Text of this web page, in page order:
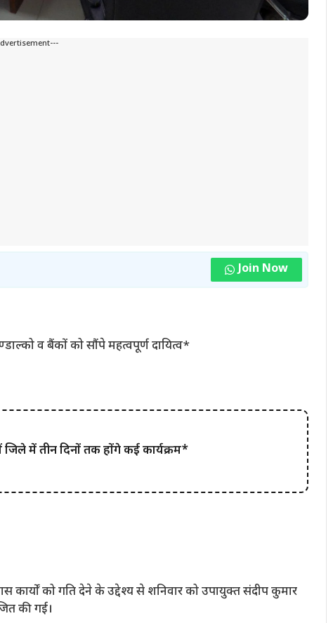
Join Now
व बैंकों को सौंपे महत्वपूर्ण दायित्व*
में तीन दिनों तक होंगे कई कार्यक्रम*
कार्यों को गति देने के उद्देश्य से शनिवार को उपायुक्त संदीप कुमार
की गई।